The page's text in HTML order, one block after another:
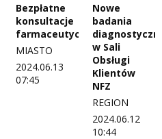
Bezpłatne
konsultacje
farmaceutyczne
MIASTO
2024.06.13
07:45
Nowe
badania
w Sali
Obsługi
Klientów
NFZ
REGION
2024.06.12
10:44